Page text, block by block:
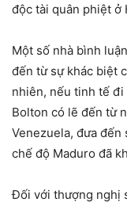
độc tài quân phiệt ở
Một số nhà bình
đến từ sự khác biệt
nhiên, nếu tinh tế
Bolton có lẽ đến từ
Venezuela, đưa
chế độ Maduro đã
Đối với thượng nghị